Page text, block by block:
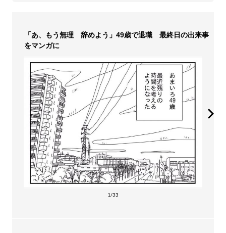
「あ、もう無理 辞めよう」49歳で退職 最終日の出来事
をマンガに
1/33